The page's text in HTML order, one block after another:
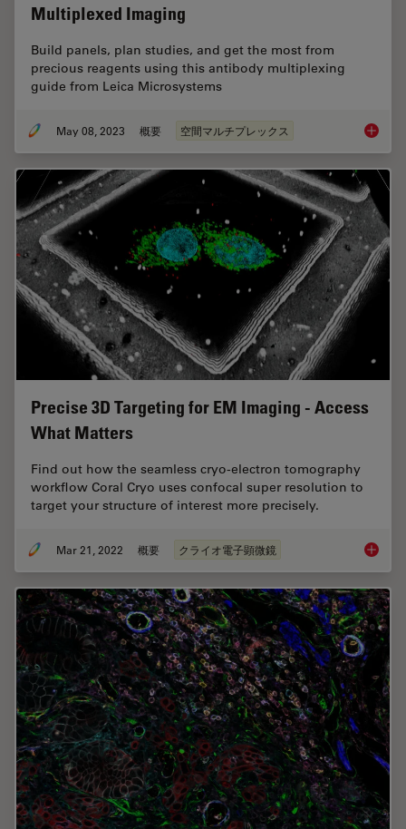
Multiplexed Imaging
Build panels, plan studies, and get the most from
precious reagents using this antibody multiplexing
guide from Leica Microsystems
May 08, 2023 概要 空間マルチプレックス
Precise 3D Targeting for EM Imaging - Access
What Matters
Find out how the seamless cryo-electron tomography
workflow Coral Cryo uses confocal super resolution to
target your structure of interest more precisely.
Mar 21, 2022 概要 クライオ電子顕微鏡 Precise